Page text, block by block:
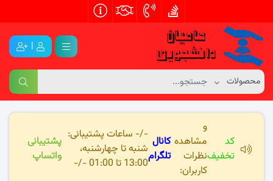
|
کد
تخفیف
و
مشاهده
نظرات
کاربران:
کانال
تلگرام
-/- ساعات پشتیبانی:
شنبه تا چهارشنبه،
13:00 تا 01:00 -/-
پشتیبانی
واتساپ